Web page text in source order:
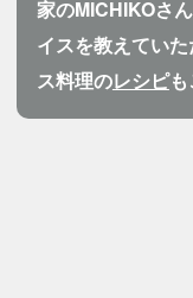
家のMICHIKOさ
イスを教えてい
ス料理のレシピも